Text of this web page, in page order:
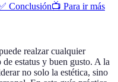
Conclusión📺 Para ir más
realzar cualquier
estatus y buen gusto. A la
no solo la estética, sino